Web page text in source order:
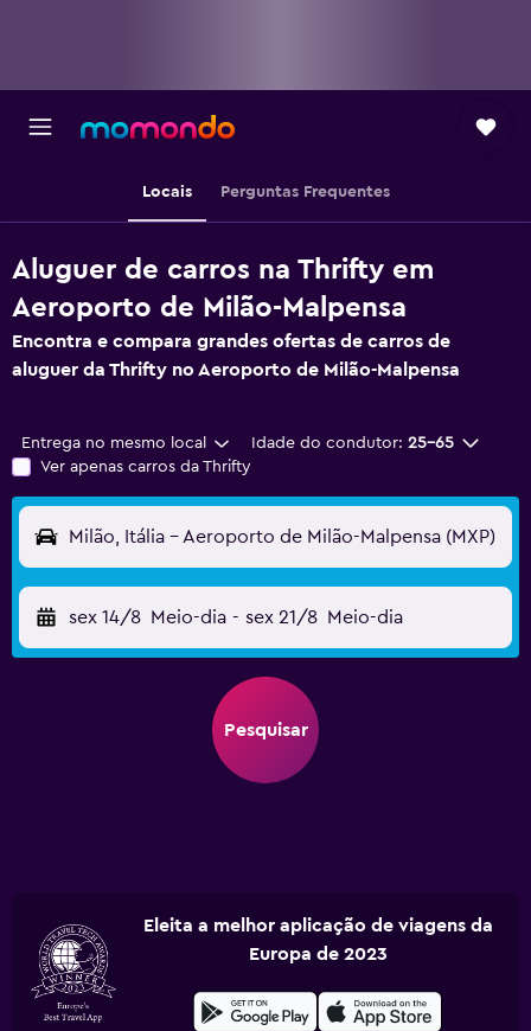
Locais Perguntas Frequentes
Aluguer de carros na Thrifty em
Aeroporto de Milão-Malpensa
Encontra e compara grandes ofertas de carros de
aluguer da Thrifty no Aeroporto de Milão-Malpensa
Entrega no mesmo local Idade do condutor: 25-65
Ver apenas carros da Thrifty
Milão, Itália - Aeroporto de Milão-Malpensa (MXP)
sex 14/8 Meio-dia - sex 21/8 Meio-dia
Pesquisar
Eleita a melhor aplicação de viagens da
Europa de 2023